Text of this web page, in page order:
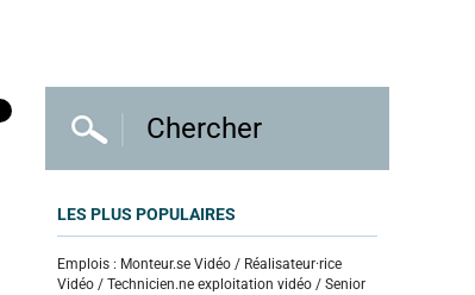
LES PLUS POPULAIRES
Emplois : Monteur.se Vidéo / Réalisateur·rice
Vidéo / Technicien.ne exploitation vidéo / Senior